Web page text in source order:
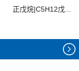
正戊烷|C5H12戊...